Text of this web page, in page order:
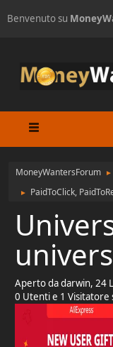
Benvenuto su
MoneyWantersForum ►
► PaidToClick,
Aperto da darwin, 24
0 Utenti e 1 Visitatore